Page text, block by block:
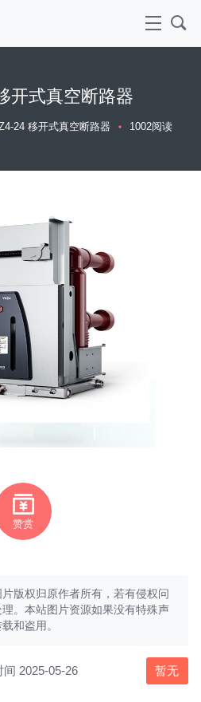
开式真空断路器
24 移开式真空断路器 1002阅读
赞赏
版权归原作者所有，若有侵权问
。本站图片资源如果没有特殊声
和盗用。
间 2025-05-26 暂无